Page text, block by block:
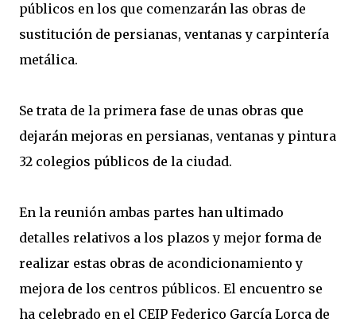
públicos en los que comenzarán las obras de
sustitución de persianas, ventanas y carpintería
metálica.
Se trata de la primera fase de unas obras que
dejarán mejoras en persianas, ventanas y pintura
32 colegios públicos de la ciudad.
En la reunión ambas partes han ultimado
detalles relativos a los plazos y mejor forma de
realizar estas obras de acondicionamiento y
mejora de los centros públicos. El encuentro se
ha celebrado en el CEIP Federico García Lorca de